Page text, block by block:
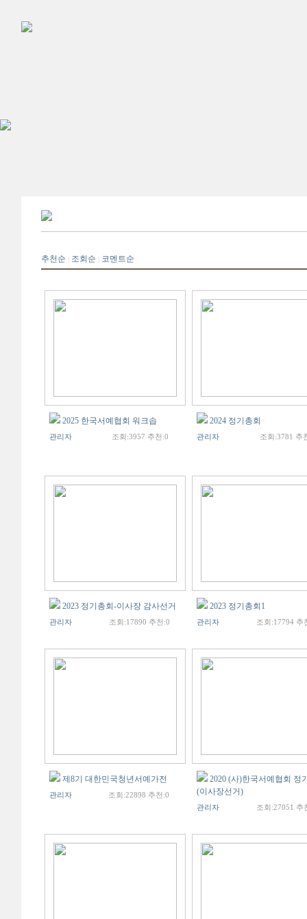
추천순 조회순 코멘트순
2025 한국서예협회 워크솝
관리자 조회:3957 추천:0
2024 정기총회
관리자 조회:3781 추
2023 정기총회-이사장 감사선거
관리자 조회:17890 추천:0
2023 정기총회1
관리자 조회:17794 추
제8기 대한민국청년서예가전
관리자 조회:22898 추천:0
2020 (사)한국서예협회 정
(이사장선거)
관리자 조회:27051 추